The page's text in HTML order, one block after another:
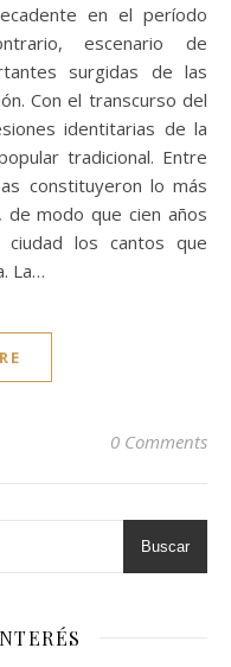
en el período
escenario de
surgidas de las
Con el transcurso del
identitarias de la
tradicional. Entre
constituyeron lo más
modo que cien años
los cantos que
La…
0 Comments
Buscar